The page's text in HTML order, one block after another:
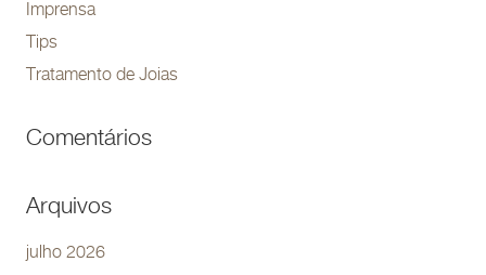
Imprensa
Tips
Tratamento de Joias
Comentários
Arquivos
julho 2026